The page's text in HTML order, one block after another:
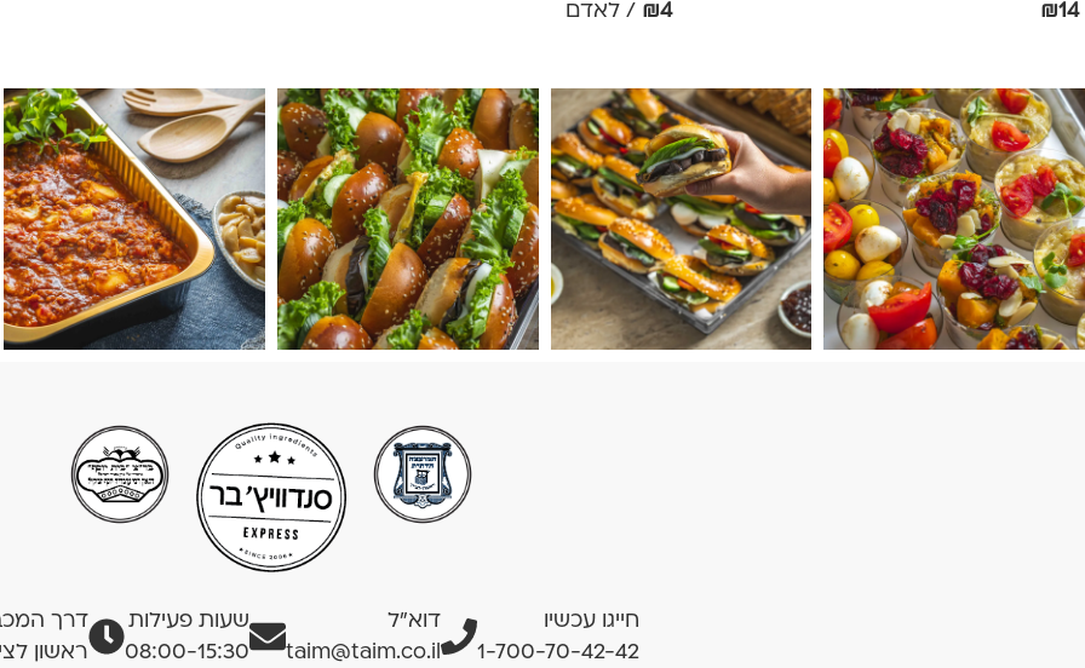
₪14
₪4 / לאדם
חייגו עכשיו
1-700-70-42-42
דוא”ל
taim@taim.co.il
שעות פעילות
08:00-15:30
דרך
ראשון